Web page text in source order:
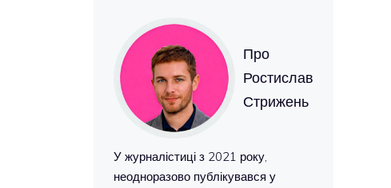
Про
Ростислав
Стрижень
У журналістиці з 2021 року,
неодноразово публікувався у